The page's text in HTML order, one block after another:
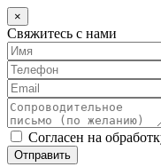
×
Свяжитесь с нами
Согласен на
Отправить